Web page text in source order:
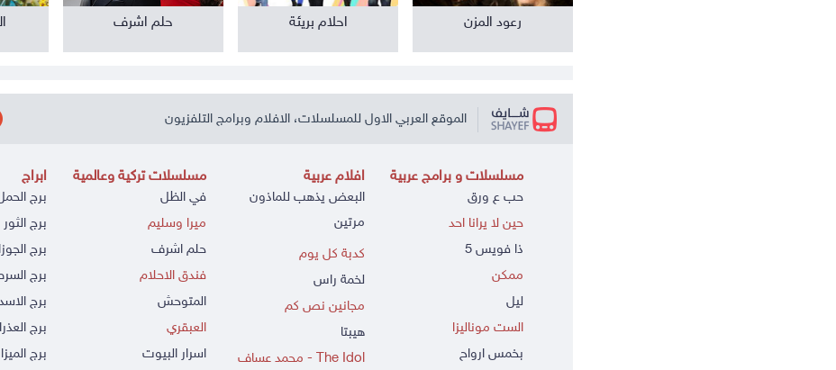
رعود المزن احلام بريئة حلم اشرف
الموقع العربي الاول للمسلسلات، الافلام وبرامج التلفزيون
مسلسلات و برامج عربية
حب ع ورق
حين لا يرانا احد
ذا فويس 5
ممكن
ليل
الست موناليزا
بخمس ارواح
افلام عربية
البعض يذهب للماذون
مرتين
كدبة كل يوم
لخمة راس
مجانين نص كم
هيبتا
The Idol - محمد عساف
مسلسلات تركية وعالمية
في الظل
ميرا وسليم
حلم اشرف
فندق الاحلام
المتوحش
العبقري
اسرار البيوت
ابراج
برج
برج الثور
برج
برج
برج
برج
برج